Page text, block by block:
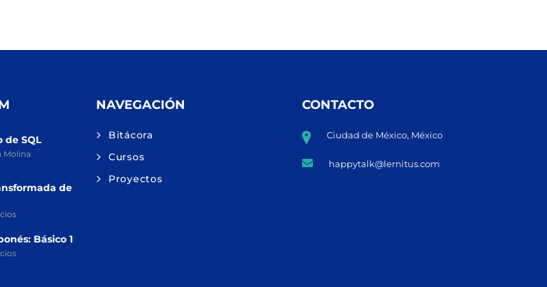
de SQL
Molina
de
Básico 1
NAVEGACIÓN
Bitácora
Cursos
Proyectos
CONTACTO
Ciudad de México, México
happytalk@lernitus.com